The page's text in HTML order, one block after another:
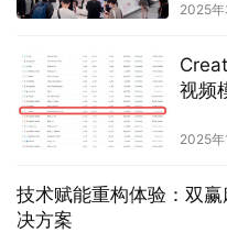
2025年
视频
2025年
技术赋能重构体验：双
决方案